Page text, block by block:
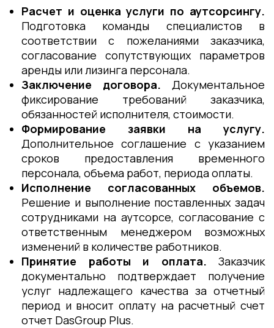
Расчет и оценка услуги по аутсорсингу.
Подготовка команды специалистов в
соответствии с пожеланиями заказчика,
согласование сопутствующих параметров
аренды или лизинга персонала.
Заключение договора. Документальное
фиксирование требований заказчика,
обязанностей исполнителя, стоимости.
Формирование заявки на услугу.
Дополнительное соглашение с указанием
сроков предоставления временного
персонала, объема работ, периода оплаты.
Исполнение согласованных объемов.
Решение и выполнение поставленных задач
сотрудниками на аутсорсе, согласование с
ответственным менеджером возможных
изменений в количестве работников.
Принятие работы и оплата. Заказчик
документально подтверждает получение
услуг надлежащего качества за отчетный
период и вносит оплату на расчетный счет
отчет DasGroup Plus.